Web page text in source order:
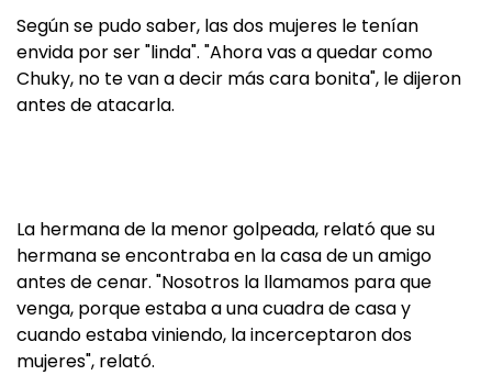
Según se pudo saber, las dos mujeres le tenían
envida por ser "linda". "Ahora vas a quedar como
Chuky, no te van a decir más cara bonita", le dijeron
antes de atacarla.
La hermana de la menor golpeada, relató que su
hermana se encontraba en la casa de un amigo
antes de cenar. "Nosotros la llamamos para que
venga, porque estaba a una cuadra de casa y
cuando estaba viniendo, la incerceptaron dos
mujeres", relató.